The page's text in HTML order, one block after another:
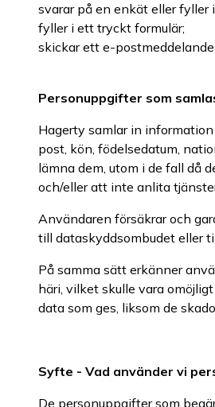
svarar på en enkät eller fyller
fyller i ett tryckt formulär;
skickar ett e-
Personuppgifter som
Hagerty samlar in
post, kön, födelsedatum,
lämna dem, utom i de fall då
och/eller att inte anlita
Användaren försäkrar och
till dataskyddsombudet eller
På samma sätt erkänner
häri, vilket skulle vara
data som ges, liksom de
Syfte - Vad använder vi
De personuppgifter som